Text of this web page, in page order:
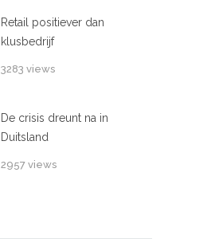
Retail positiever dan
klusbedrijf
3283 views
De crisis dreunt na in
Duitsland
2957 views